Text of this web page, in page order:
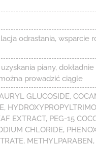
odrastania, wsparcie
piany,
prowadzić ciągle
GLUCOSIDE,
EXTRACT, PEG-15
CHLORIDE,